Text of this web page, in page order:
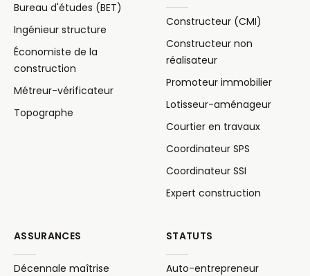
Bureau d'études (BET)
Ingénieur structure
Économiste de la
construction
Métreur-vérificateur
Topographe
Constructeur (CMI)
Constructeur non
réalisateur
Promoteur immobilier
Lotisseur-aménageur
Courtier en travaux
Coordinateur SPS
Coordinateur SSI
Expert construction
ASSURANCES
Décennale maîtrise
STATUTS
Auto-entrepreneur